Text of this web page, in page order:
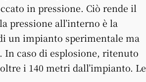
in pressione. Ciò rende il
pressione all’interno è la
un impianto sperimentale ma
caso di esplosione, ritenuto
i 140 metri dall’impianto. Le